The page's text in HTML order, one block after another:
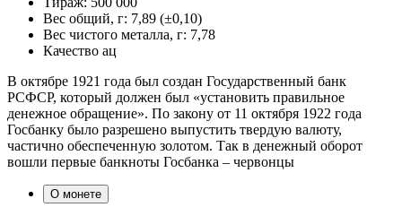
Вес общий, г: 7,89 (±0,10)
Вес чистого металла, г: 7,78
Качество ац
В октябре 1921 года был создан Государственный банк
РСФСР, который должен был «установить правильное
денежное обращение». По закону от 11 октября 1922 года
Госбанку было разрешено выпустить твердую валюту,
частично обеспеченную золотом. Так в денежный оборот
вошли первые банкноты Госбанка – червонцы
О монете